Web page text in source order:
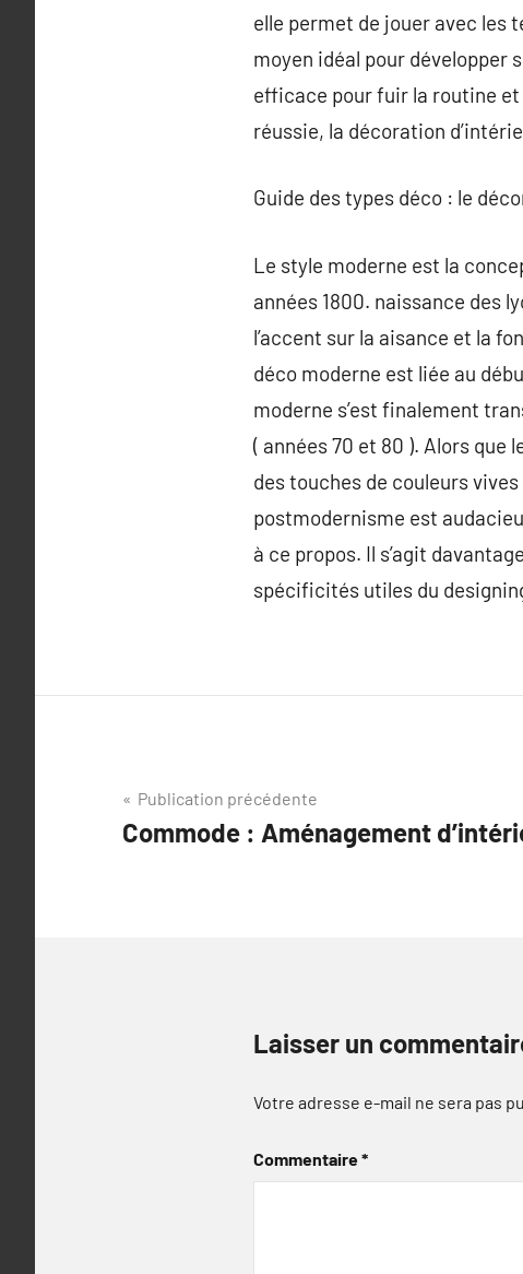
elle permet de jouer avec les
moyen idéal pour développer
efficace pour fuir la routine et
réussie, la décoration
Guide des types déco : le
Le style moderne est la
années 1800. naissance des
l’accent sur la aisance et la
déco moderne est liée au
moderne s’est finalement
( années 70 et 80 ). Alors que
des touches de couleurs
postmodernisme est
à ce propos. Il s’agit
spécificités utiles du
Navigation
de
Publication précédente
Commode : Aménagement
Laisser un
Votre adresse e-mail ne sera pas
Commentaire*